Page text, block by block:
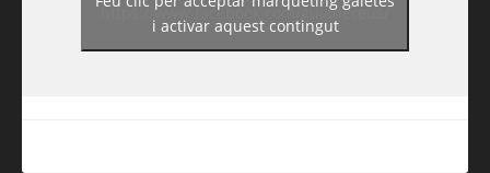
https://www.facebook.com/guiadereus/
i activar aquest contingut